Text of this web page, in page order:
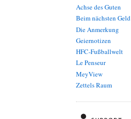
Achse des Guten
Beim nächsten Geld
Die Anmerkung
Geiernotizen
HFC-Fußballwelt
Le Penseur
MeyView
Zettels Raum